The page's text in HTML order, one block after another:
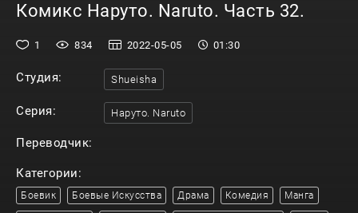
Комикс Наруто. Naruto. Часть 32.
1 834 2022-05-05 01:30
Студия: Shueisha
Серия: Наруто. Naruto
Переводчик:
Категории:
Боевик Боевые Искусства Драма Комедия Манга